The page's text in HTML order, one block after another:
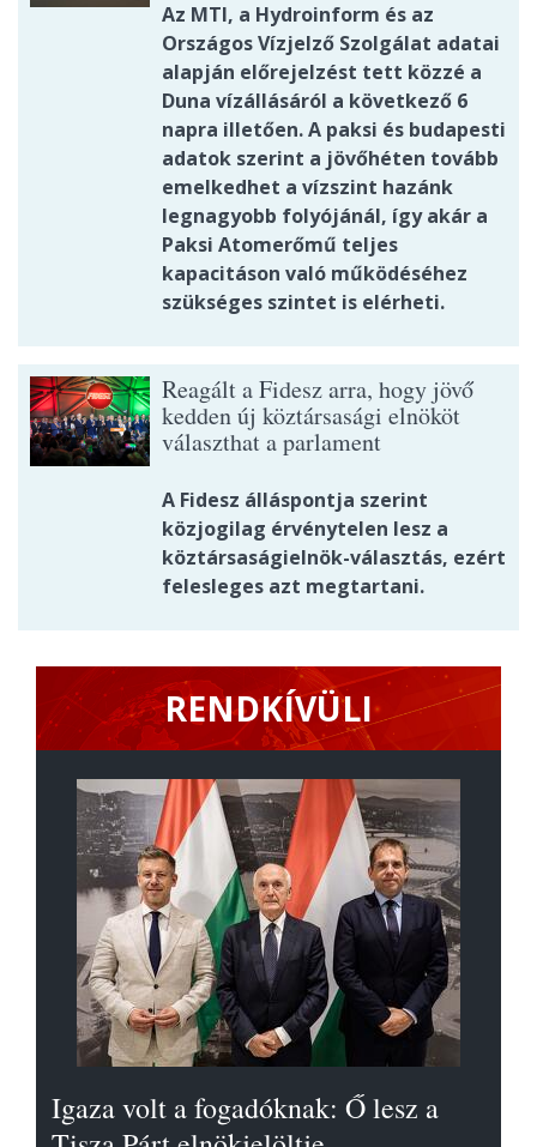
Az MTI, a Hydroinform és az
Országos Vízjelző Szolgálat adatai
alapján előrejelzést tett közzé a
Duna vízállásáról a következő 6
napra illetően. A paksi és budapesti
adatok szerint a jövőhéten tovább
emelkedhet a vízszint hazánk
legnagyobb folyójánál, így akár a
Paksi Atomerőmű teljes
kapacitáson való működéséhez
szükséges szintet is elérheti.
Reagált a Fidesz arra, hogy jövő
kedden új köztársasági elnököt
választhat a parlament
A Fidesz álláspontja szerint
közjogilag érvénytelen lesz a
köztársaságielnök-választás, ezért
felesleges azt megtartani.
RENDKÍVÜLI
Igaza volt a fogadóknak: Ő lesz a